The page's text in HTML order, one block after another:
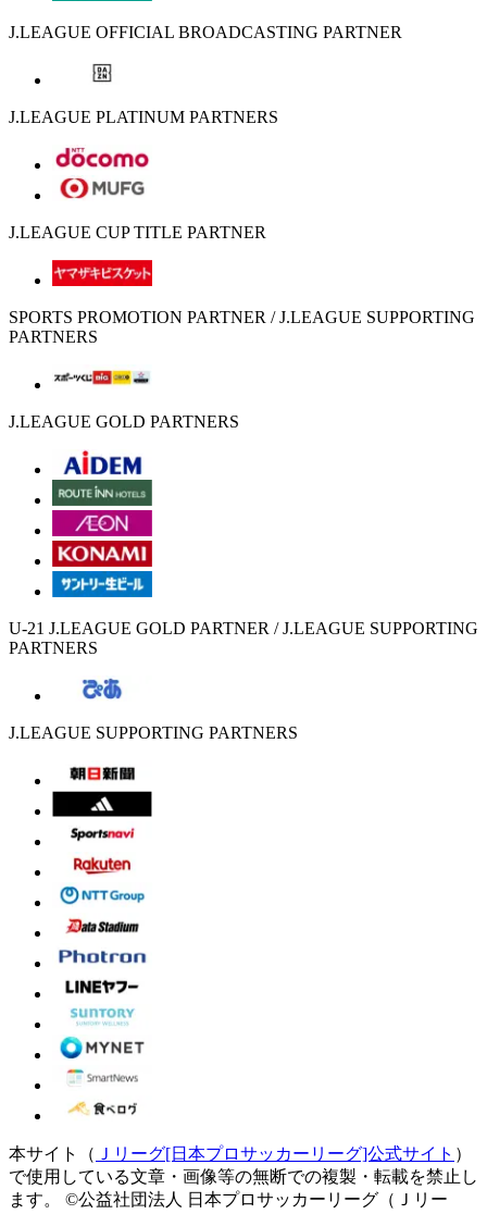
J.LEAGUE OFFICIAL BROADCASTING PARTNER
J.LEAGUE PLATINUM PARTNERS
J.LEAGUE CUP TITLE PARTNER
SPORTS PROMOTION PARTNER / J.LEAGUE SUPPORTING
PARTNERS
J.LEAGUE GOLD PARTNERS
U-21 J.LEAGUE GOLD PARTNER / J.LEAGUE SUPPORTING
PARTNERS
J.LEAGUE SUPPORTING PARTNERS
本サイト（ Ｊリーグ[日本プロサッカーリーグ]公式サイト ）
で使用している文章・画像等の無断での複製・転載を禁止し
ます。
©公益社団法人 日本プロサッカーリーグ（Ｊリー